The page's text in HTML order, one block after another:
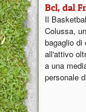
Bcl, dal
Il
Colussa,
bagaglio di
all'attivo
a una
personale